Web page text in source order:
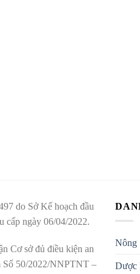
do Sở Kế hoạch đầu
cấp ngày 06/04/2022.
Cơ sở đủ điều kiện an
Số 50/2022/NNPTNT –
Nông
Dược